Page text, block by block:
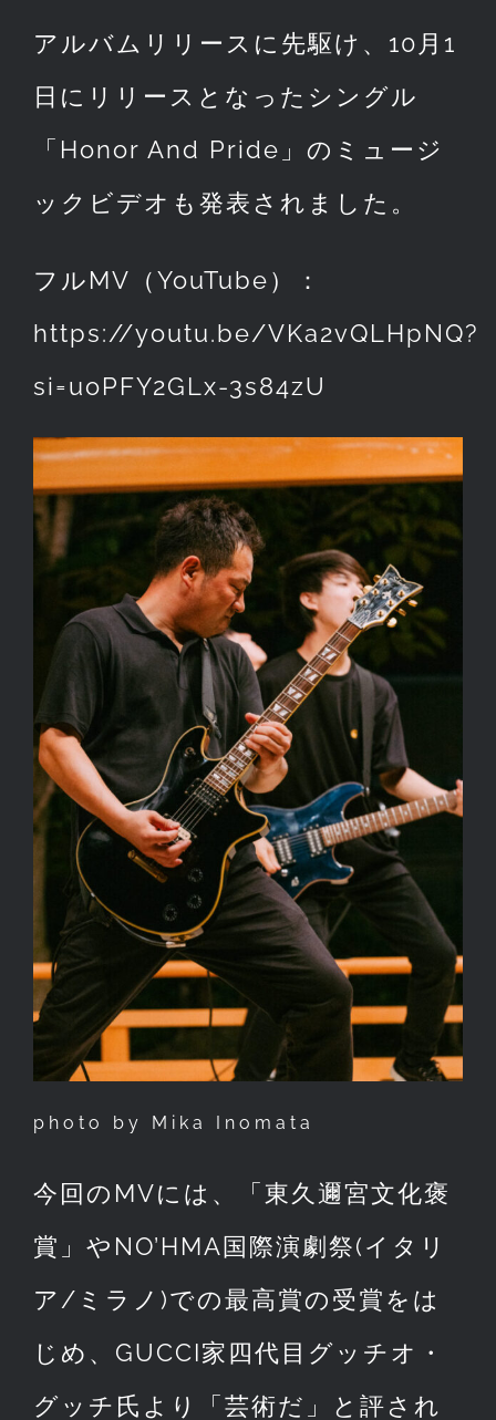
アルバムリリースに先駆け、10月1
日にリリースとなったシングル
「Honor And Pride」のミュージ
ックビデオも発表されました。
フルMV（YouTube）：
https://youtu.be/VKa2vQLHpNQ?
si=uoPFY2GLx-3s84zU
photo by Mika Inomata
今回のMVには、「東久邇宮文化褒
賞」やNO’HMA国際演劇祭(イタリ
ア/ミラノ)での最高賞の受賞をは
じめ、GUCCI家四代目グッチオ・
グッチ氏より「芸術だ」と評され